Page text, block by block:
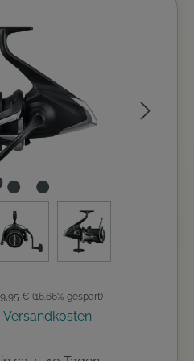
Preis:
€ (16.66% gespart)
Versandkosten